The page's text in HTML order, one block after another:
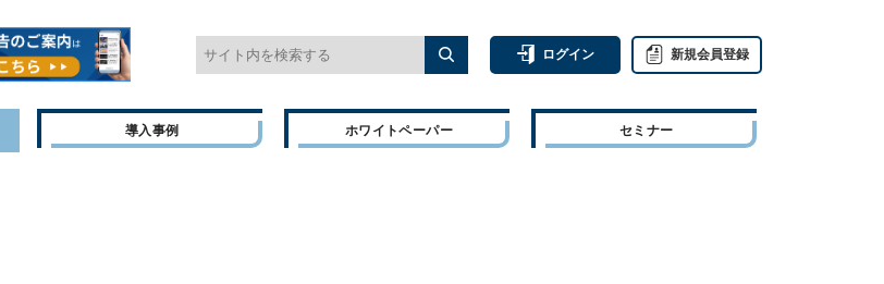
ログイン 新規会員登録
導入事例 ホワイトペーパー セミナー